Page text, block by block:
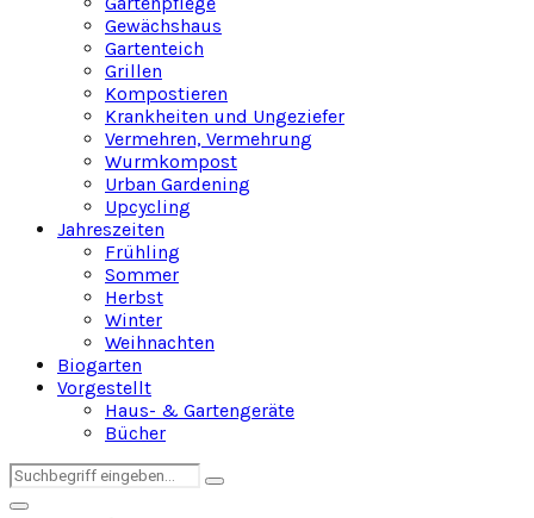
Gewächshaus
Gartenteich
Grillen
Kompostieren
Krankheiten und Ungeziefer
Vermehren, Vermehrung
Wurmkompost
Urban Gardening
Upcycling
Jahreszeiten
Frühling
Sommer
Herbst
Winter
Weihnachten
Biogarten
Vorgestellt
Haus- & Gartengeräte
Bücher
Search
for:
Search
Facebook
Twitter
Instagram
Pinterest
Youtube
Snapchat
Primary